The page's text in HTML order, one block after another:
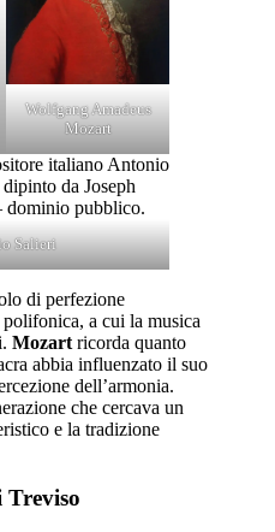
Wolfgang Amadeus
Mozart
Salieri
di perfezione
a cui la musica
Mozart ricorda quanto
abbia influenzato il suo
dell’armonia.
che cercava un
e la tradizione
Treviso